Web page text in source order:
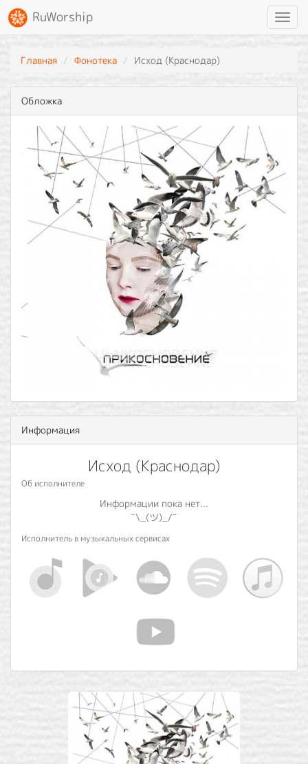
RuWorship
Главная Фонотека Исход (Краснодар)
Обложка
Информация
Исход (Краснодар)
Об исполнителе
Информации пока нет...
¯\_(ツ)_/¯
Исполнитель в музыкальных сервисах